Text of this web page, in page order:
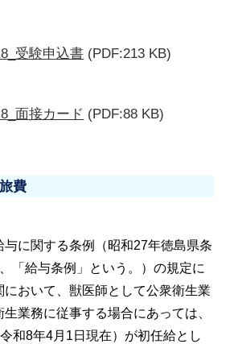
受験申込書 (PDF:213 KB)
面接カード (PDF:88 KB)
費
与に関する条例（昭和27年徳島県条
「給与条例」という。）の規定に
において、獣医師として公衆衛生業
業務に従事する場合にあっては、
和8年4月1日現在）が初任給とし